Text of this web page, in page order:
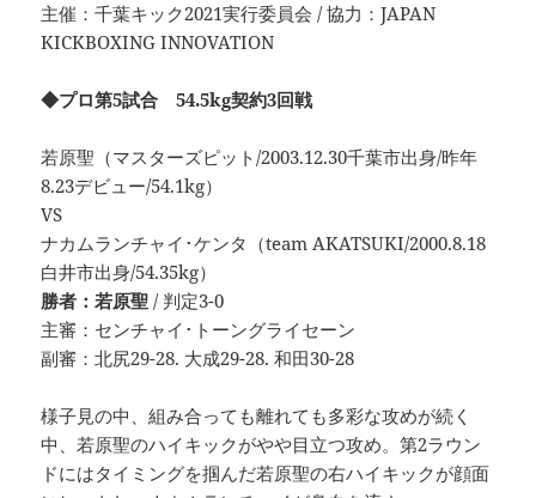
主催：千葉キック2021実行委員会 / 協力：JAPAN
KICKBOXING INNOVATION
◆プロ第5試合 54.5kg契約3回戦
若原聖（マスターズピット/2003.12.30千葉市出身/昨年
8.23デビュー/54.1kg）
VS
ナカムランチャイ･ケンタ（team AKATSUKI/2000.8.18
白井市出身/54.35kg）
勝者：若原聖 / 判定3-0
主審：センチャイ･トーングライセーン
副審：北尻29-28. 大成29-28. 和田30-28
様子見の中、組み合っても離れても多彩な攻めが続く
中、若原聖のハイキックがやや目立つ攻め。第2ラウン
ドにはタイミングを掴んだ若原聖の右ハイキックが顔面